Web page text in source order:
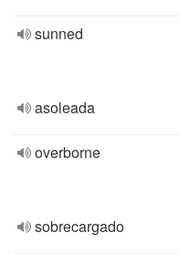
sunned
asoleada
overborne
sobrecargado